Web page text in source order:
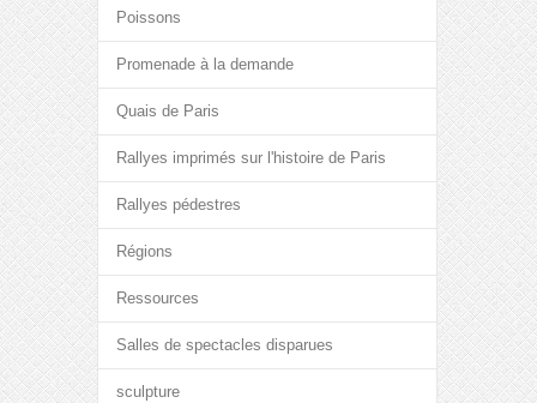
Poissons
Promenade à la demande
Quais de Paris
Rallyes imprimés sur l'histoire de Paris
Rallyes pédestres
Régions
Ressources
Salles de spectacles disparues
sculpture